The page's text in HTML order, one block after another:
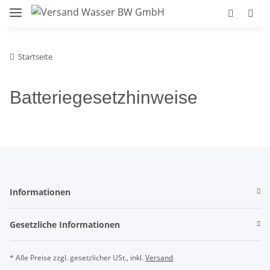
Startseite
Batteriegesetzhinweise
Informationen
Gesetzliche Informationen
* Alle Preise zzgl. gesetzlicher USt., inkl.Versand